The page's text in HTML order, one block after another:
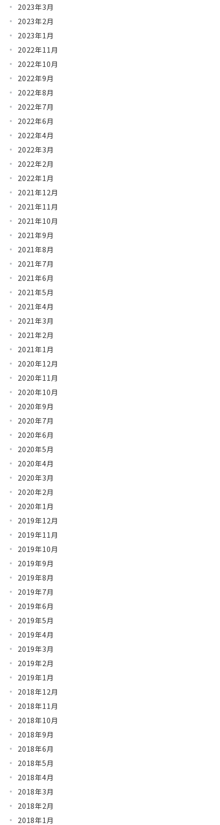
2023年3月
2023年2月
2023年1月
2022年11月
2022年10月
2022年9月
2022年8月
2022年7月
2022年6月
2022年4月
2022年3月
2022年2月
2022年1月
2021年12月
2021年11月
2021年10月
2021年9月
2021年8月
2021年7月
2021年6月
2021年5月
2021年4月
2021年3月
2021年2月
2021年1月
2020年12月
2020年11月
2020年10月
2020年9月
2020年7月
2020年6月
2020年5月
2020年4月
2020年3月
2020年2月
2020年1月
2019年12月
2019年11月
2019年10月
2019年9月
2019年8月
2019年7月
2019年6月
2019年5月
2019年4月
2019年3月
2019年2月
2019年1月
2018年12月
2018年11月
2018年10月
2018年9月
2018年6月
2018年5月
2018年4月
2018年3月
2018年2月
2018年1月